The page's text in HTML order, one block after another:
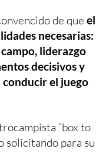
de que el
necesarias:
liderazgo
decisivos y
conducir el juego
“box to
solicitando para su